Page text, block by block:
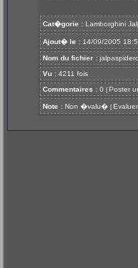
Cat�gorie : Lamborghini
Ajout� le : 14/09/2005
Nom du fichier :
Vu : 4211 fois
Commentaires : 0 [ Poster
Note : Non �valu� [ Evaluer